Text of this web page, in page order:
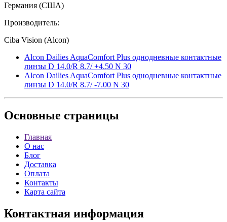
Германия (США)
Производитель:
Ciba Vision (Alcon)
Alcon Dailies AquaComfort Plus однодневные контактные
линзы D 14.0/R 8.7/ +4.50 N 30
Alcon Dailies AquaComfort Plus однодневные контактные
линзы D 14.0/R 8.7/ -7.00 N 30
Основные страницы
Главная
О нас
Блог
Доставка
Оплата
Контакты
Карта сайта
Контактная информация